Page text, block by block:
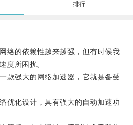
排行
的依赖性越来越强，但有时候我
度所困扰。
强大的网络加速器，它就是备受
化设计，具有强大的自动加速功